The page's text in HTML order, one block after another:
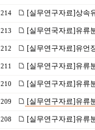
214 [실무연구자료]상속
213 [실무연국자료]유류
212 [실무연구자료]유언
211 [실무연구자료]유류
210 [실무연구자료]유류
209 [실무연구자료]유류
208 [실무연구자료]유류